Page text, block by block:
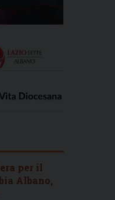
per il
Albano,